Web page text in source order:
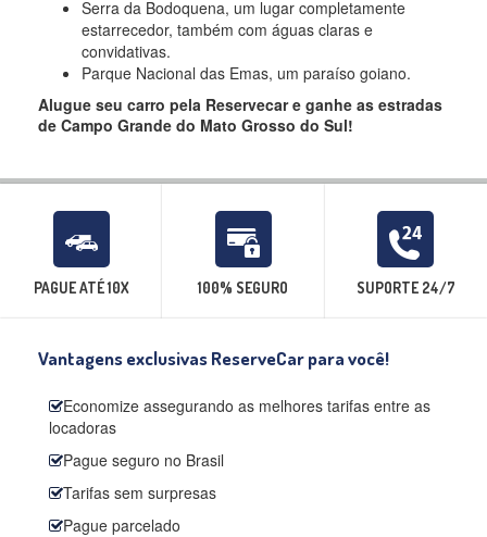
Serra da Bodoquena, um lugar completamente
estarrecedor, também com águas claras e
convidativas.
Parque Nacional das Emas, um paraíso goiano.
Alugue seu carro pela Reservecar e ganhe as estradas
de Campo Grande do Mato Grosso do Sul!
PAGUE ATÉ 10X 100% SEGURO SUPORTE 24/7
Vantagens exclusivas ReserveCar para você!
Economize assegurando as melhores tarifas entre as
locadoras
Pague seguro no Brasil
Tarifas sem surpresas
Pague parcelado